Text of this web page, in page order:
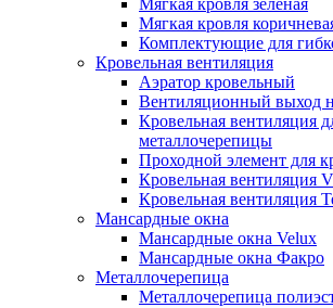
Мягкая кровля зелёная
Мягкая кровля
Комплектующие для
Кровельная вентиляция
Аэратор кровельный
Вентиляционный выход
Кровельная вентиляция
металлочерепицы
Проходной элемент для
Кровельная вентиляция
Кровельная вентиляция
Мансардные окна
Мансардные окна Velux
Мансардные окна Факро
Металлочерепица
Металлочерепица